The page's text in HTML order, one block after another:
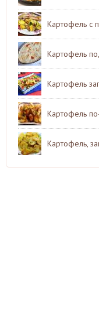
Картофель с
Картофель
Картофель
Картофель
Картофель,